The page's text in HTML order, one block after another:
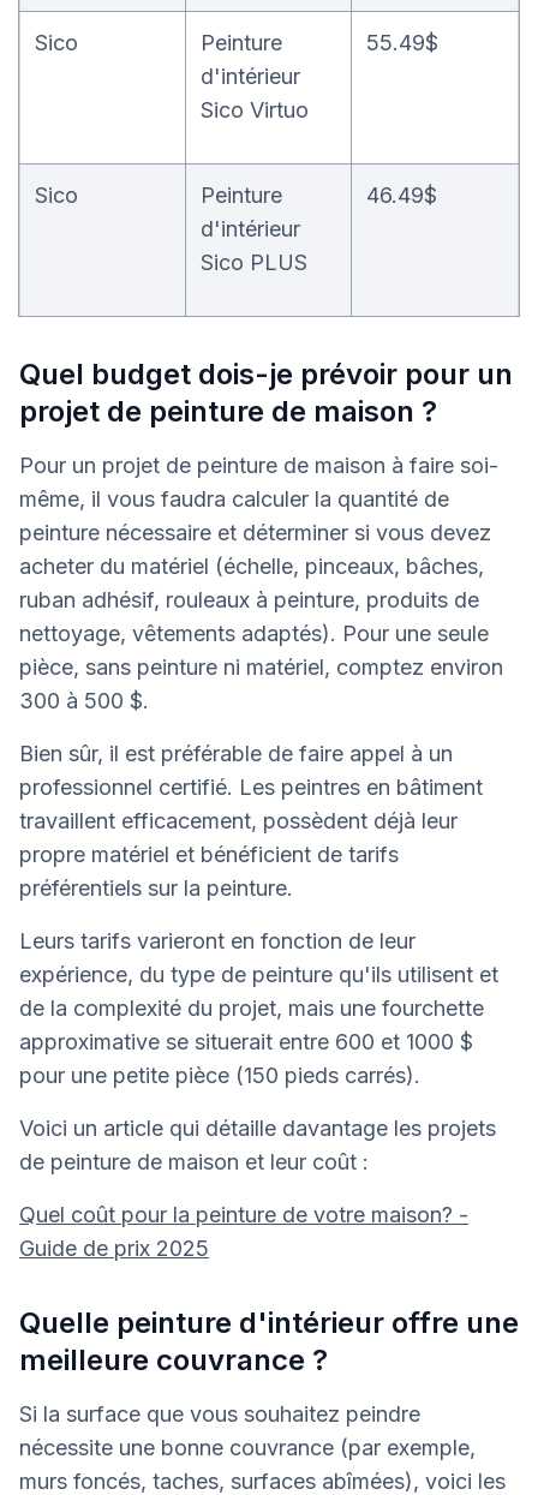
Sico
Peinture
d'intérieur
Sico Virtuo
55.49$
Sico
Peinture
d'intérieur
Sico PLUS
46.49$
Quel budget dois-je prévoir pour un
projet de peinture de maison ?
Pour un projet de peinture de maison à faire soi-
même, il vous faudra calculer la quantité de
peinture nécessaire et déterminer si vous devez
acheter du matériel (échelle, pinceaux, bâches,
ruban adhésif, rouleaux à peinture, produits de
nettoyage, vêtements adaptés). Pour une seule
pièce, sans peinture ni matériel, comptez environ
300 à 500 $.
Bien sûr, il est préférable de faire appel à un
professionnel certifié. Les peintres en bâtiment
travaillent efficacement, possèdent déjà leur
propre matériel et bénéficient de tarifs
préférentiels sur la peinture.
Leurs tarifs varieront en fonction de leur
expérience, du type de peinture qu'ils utilisent et
de la complexité du projet, mais une fourchette
approximative se situerait entre 600 et 1000 $
pour une petite pièce (150 pieds carrés).
Voici un article qui détaille davantage les projets
de peinture de maison et leur coût :
Quel coût pour la peinture de votre maison? -
Guide de prix 2025
Quelle peinture d'intérieur offre une
meilleure couvrance ?
Si la surface que vous souhaitez peindre
nécessite une bonne couvrance (par exemple,
murs foncés, taches, surfaces abîmées), voici les